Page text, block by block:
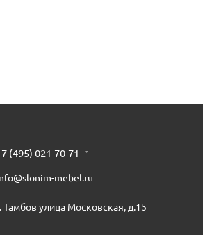
(495) 021-70-71
mebel.ru
Тамбов улица Московская, д.15